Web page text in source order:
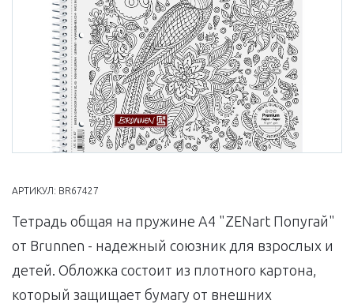
АРТИКУЛ: BR67427
Тетрадь общая на пружине А4 "ZENart Попугай"
от Brunnen - надежный союзник для взрослых и
детей. Обложка состоит из плотного картона,
который защищает бумагу от внешних